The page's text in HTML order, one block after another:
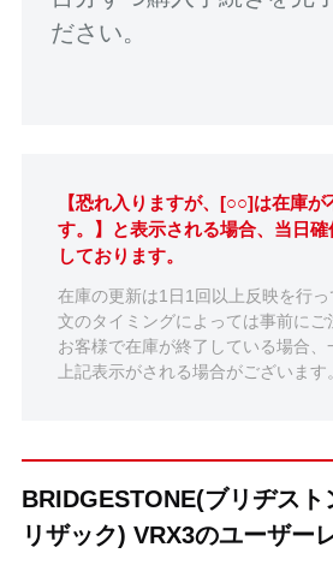
ださい。
【恐れ入りますが、[○○]は在庫が
す。】と表示される場合、当日
しております。
在庫の更新は1日1回以上反映を行
文のタイミングによっては事前にご
お客様で在庫が終了している場合、
上記表示がされる場合がございます
BRIDGESTONE(ブリヂス
リザック) VRX3のユーザー